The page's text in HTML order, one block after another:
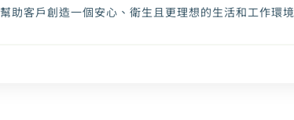
幫助客戶創造一個安心、衛生且更理想的生活和工作環境